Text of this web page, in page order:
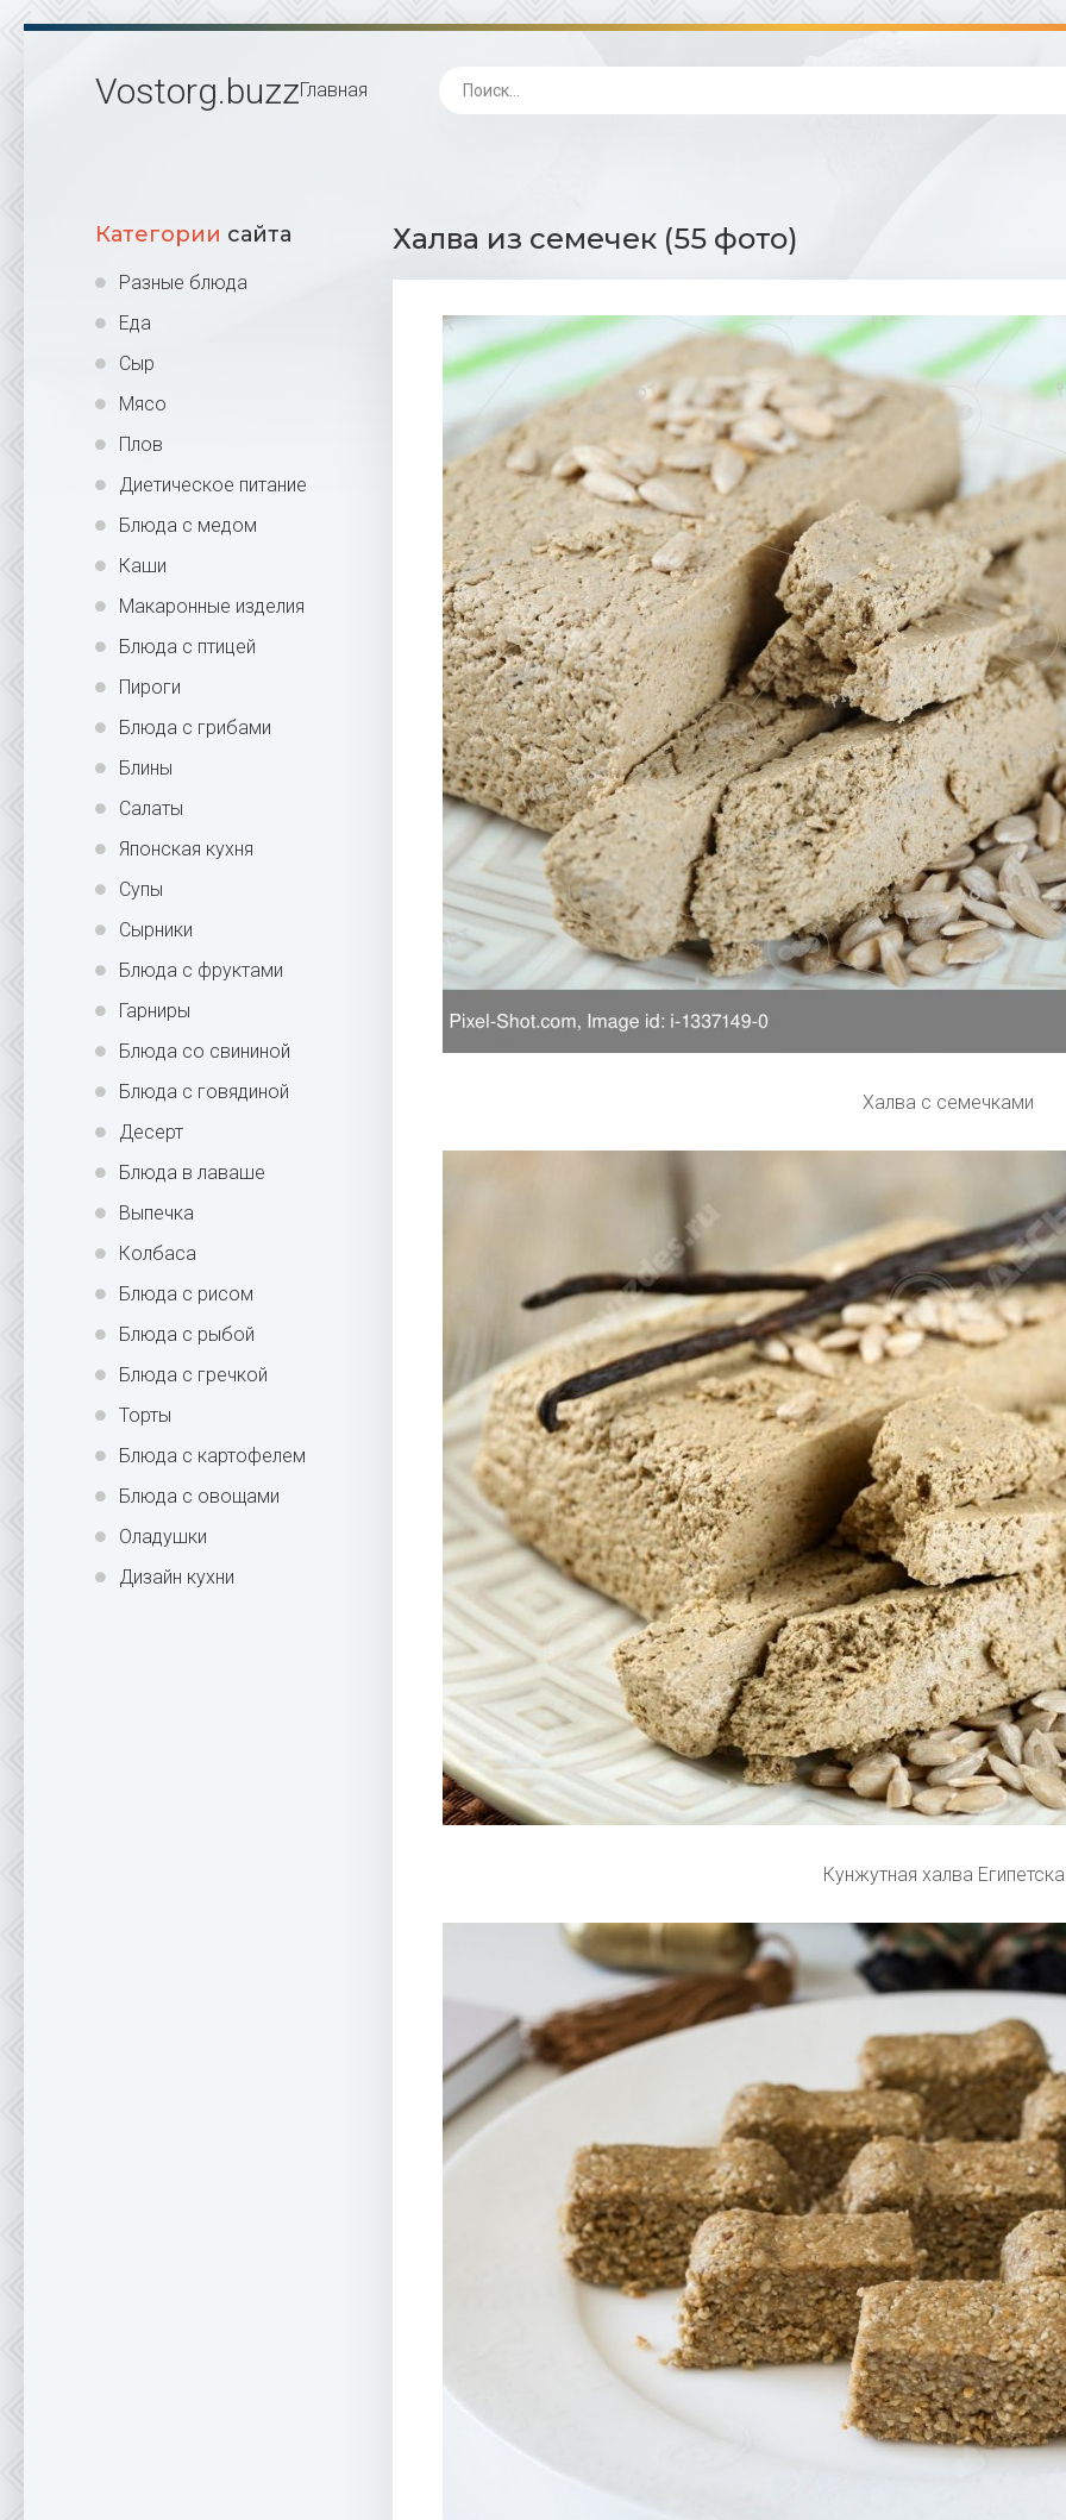
Vostorg.buzzГлавная
Категории сайта
Разные блюда
Еда
Сыр
Мясо
Плов
Диетическое питание
Блюда с медом
Каши
Макаронные изделия
Блюда с птицей
Пироги
Блюда с грибами
Блины
Салаты
Японская кухня
Супы
Сырники
Блюда с фруктами
Гарниры
Блюда со свининой
Блюда с говядиной
Десерт
Блюда в лаваше
Выпечка
Колбаса
Блюда с рисом
Блюда с рыбой
Блюда с гречкой
Торты
Блюда с картофелем
Блюда с овощами
Оладушки
Дизайн кухни
Халва из семечек (55 фото)
Халва с семечками
Кунжутная халва